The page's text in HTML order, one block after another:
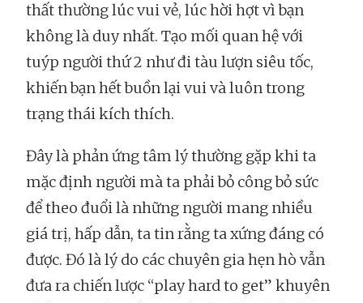
thất thường lúc vui vẻ, lúc hời hợt vì bạn
không là duy nhất. Tạo mối quan hệ với
tuýp người thứ 2 như đi tàu lượn siêu tốc,
khiến bạn hết buồn lại vui và luôn trong
trạng thái kích thích.
Đây là phản ứng tâm lý thường gặp khi ta
mặc định người mà ta phải bỏ công bỏ sức
để theo đuổi là những người mang nhiều
giá trị, hấp dẫn, ta tin rằng ta xứng đáng có
được. Đó là lý do các chuyên gia hẹn hò vẫn
đưa ra chiến lược “play hard to get” khuyên